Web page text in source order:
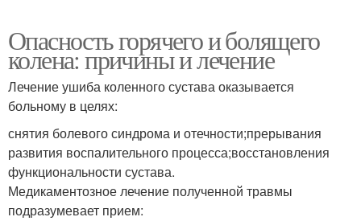
Опасность горячего и болящего
колена: причины и лечение
Лечение ушиба коленного сустава оказывается
больному в целях:
снятия болевого синдрома и отечности;прерывания
развития воспалительного процесса;восстановления
функциональности сустава.
Медикаментозное лечение полученной травмы
подразумевает прием: